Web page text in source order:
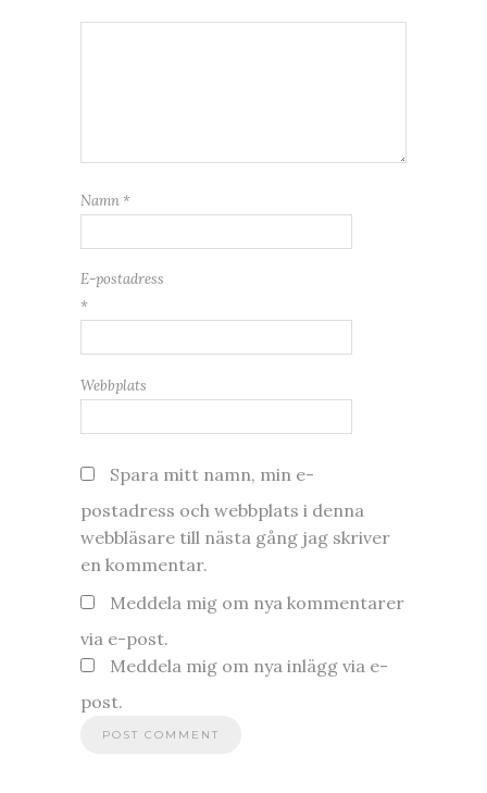
Namn *
E-postadress
*
Webbplats
Spara mitt namn, min e-
postadress och webbplats i denna
webbläsare till nästa gång jag skriver
en kommentar.
Meddela mig om nya kommentarer
via e-post.
Meddela mig om nya inlägg via e-
post.